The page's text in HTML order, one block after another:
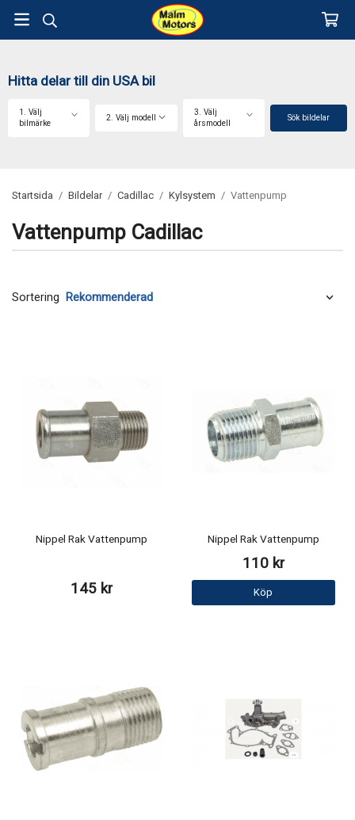
Hitta delar till din USA bil
1. Välj
bilmärke
2. Välj modell
3. Välj
årsmodell
Sök bildelar
Startsida / Bildelar / Cadillac / Kylsystem / Vattenpump
Vattenpump Cadillac
Sortering
Nippel Rak Vattenpump
145 kr
Nippel Rak Vattenpump
110 kr
Köp